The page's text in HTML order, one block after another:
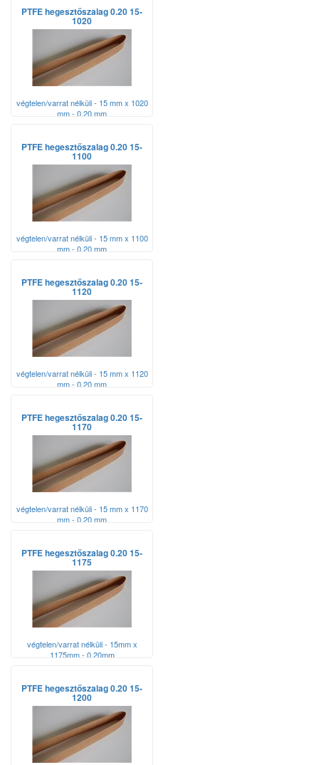
PTFE hegesztőszalag 0.20 15-
1020
végtelen/varrat nélküli - 15 mm x 1020
mm - 0,20 mm
PTFE hegesztőszalag 0.20 15-
1100
végtelen/varrat nélküli - 15 mm x 1100
mm - 0,20 mm
PTFE hegesztőszalag 0.20 15-
1120
végtelen/varrat nélküli - 15 mm x 1120
mm - 0,20 mm
PTFE hegesztőszalag 0.20 15-
1170
végtelen/varrat nélküli - 15 mm x 1170
mm - 0,20 mm
PTFE hegesztőszalag 0.20 15-
1175
végtelen/varrat nélküli - 15mm x
1175mm - 0,20mm
PTFE hegesztőszalag 0.20 15-
1200